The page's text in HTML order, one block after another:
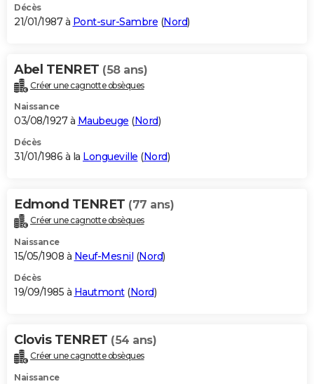
Décès
21/01/1987 à Pont-sur-Sambre (Nord)
Abel TENRET (58 ans)
Créer une cagnotte obsèques
Naissance
03/08/1927 à Maubeuge (Nord)
Décès
31/01/1986 à la Longueville (Nord)
Edmond TENRET (77 ans)
Créer une cagnotte obsèques
Naissance
15/05/1908 à Neuf-Mesnil (Nord)
Décès
19/09/1985 à Hautmont(Nord)
Clovis TENRET (54 ans)
Créer une cagnotte obsèques
Naissance